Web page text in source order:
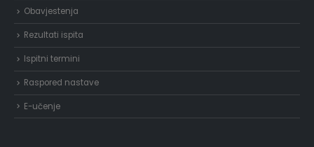
Obavjestenja
Rezultati ispita
Ispitni termini
Raspored nastave
E-učenje